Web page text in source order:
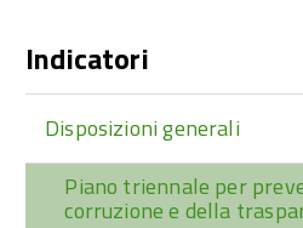
Indicatori
Disposizioni generali
Piano triennale per
corruzione e della